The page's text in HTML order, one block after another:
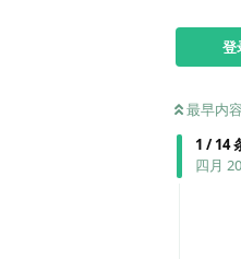
登
最早内容
1 /14
四月